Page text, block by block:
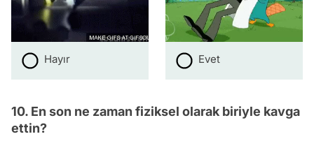
Hayır Evet
10. En son ne zaman fiziksel olarak biriyle kavga
ettin?